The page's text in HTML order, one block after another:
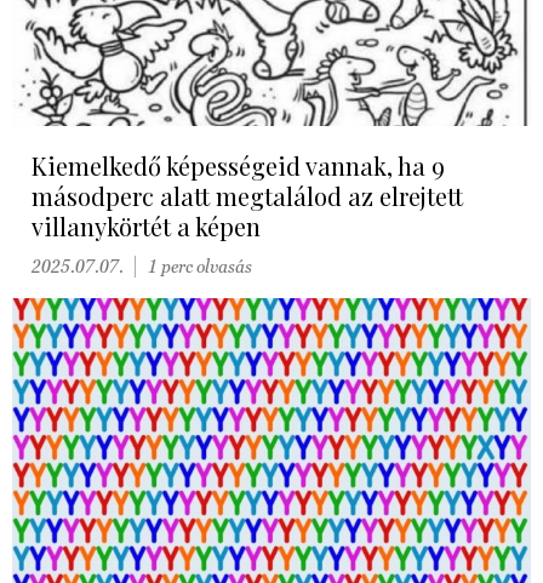
Kiemelkedő képességeid vannak, ha 9
másodperc alatt megtalálod az elrejtett
villanykörtét a képen
2025.07.07. 1 perc olvasás